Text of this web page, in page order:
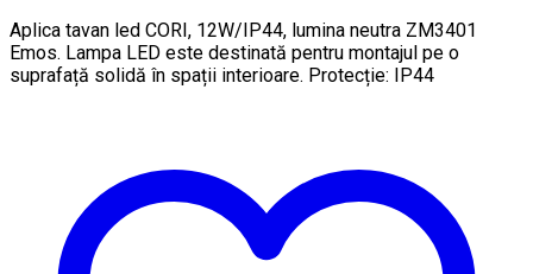
Aplica tavan led CORI, 12W/IP44, lumina neutra ZM3401
Emos. Lampa LED este destinată pentru montajul pe o
suprafață solidă în spații interioare. Protecție: IP44